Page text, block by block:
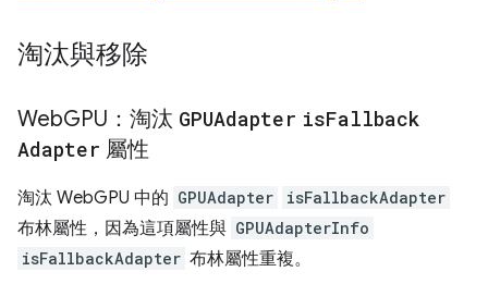
淘汰與移除
WebGPU：淘汰 GPUAdapter isFallback
Adapter 屬性
淘汰 WebGPU 中的 GPUAdapter isFallbackAdapter
布林屬性，因為這項屬性與 GPUAdapterInfo
isFallbackAdapter 布林屬性重複。